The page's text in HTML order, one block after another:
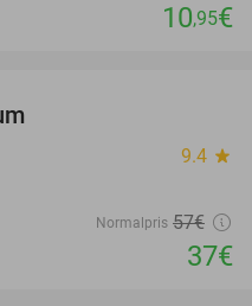
10,95€
9.4 star
Normalpris 57€
37€